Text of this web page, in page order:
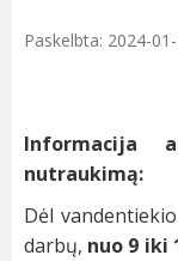
Paskelbta: 2024-
Informacija
nutraukimą:
Dėl
darbų, nuo 9 iki